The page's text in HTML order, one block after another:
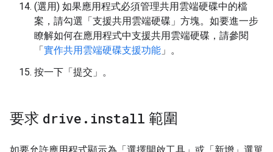
(選用) 如果應用程式必須管理共用雲端硬碟中的檔
案，請勾選「支援共用雲端硬碟」 方塊。如要進一步
瞭解如何在應用程式中支援共用雲端硬碟，請參閱
「實作共用雲端硬碟支援功能 」。
按一下「提交」 。
要求 drive . install 範圍